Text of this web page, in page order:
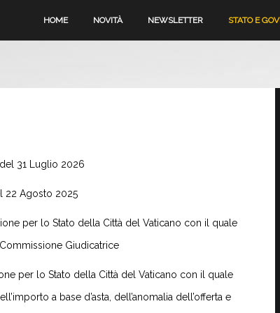
HOME NOVITÀ NEWSLETTER STATO E
31 Luglio 2026
22 Agosto 2025
per lo Stato della Città del Vaticano con il quale
Giudicatrice
per lo Stato della Città del Vaticano con il quale
a base d’asta, dell’anomalia dell’offerta e